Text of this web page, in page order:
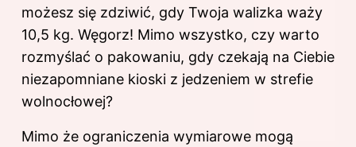
możesz się zdziwić, gdy Twoja walizka waży
10,5 kg. Węgorz! Mimo wszystko, czy warto
rozmyślać o pakowaniu, gdy czekają na Ciebie
niezapomniane kioski z jedzeniem w strefie
wolnocłowej?
Mimo że ograniczenia wymiarowe mogą